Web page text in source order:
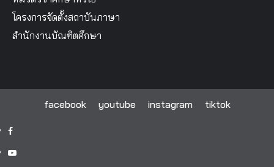
โครงการจัดตั้งสถาบันภาษา
สำนักงานบัณฑิตศึกษา
facebook youtube instagram tiktok
facebook
youtube